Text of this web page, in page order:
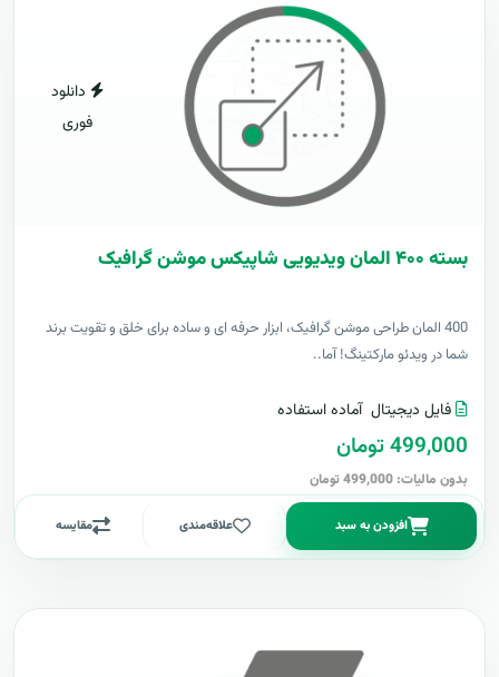
دانلود
فوری
بسته ۴۰۰ المان ویدیویی شاپیکس موشن گرافیک
400 المان طراحی موشن گرافیک، ابزار حرفه ای و ساده برای خلق و تقویت برند
شما در ویدئو مارکتینگ! آما..
فایل دیجیتال آماده استفاده
499,000 تومان
بدون مالیات: 499,000 تومان
افزودن به سبد علاقه‌مندی مقایسه